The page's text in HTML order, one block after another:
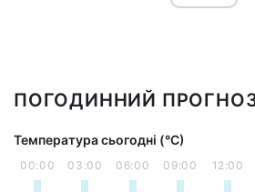
ПОГОДИННИЙ
Температура сьогодні (°С)
00:00 03:00 06:00 09:00 12:00